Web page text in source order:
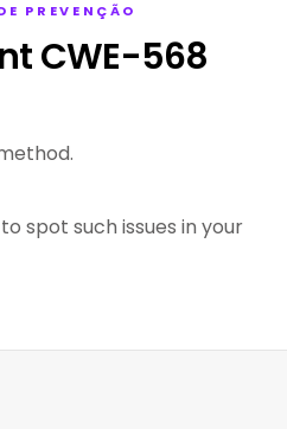
PREVENÇÃO
CWE-568
spot such issues in your